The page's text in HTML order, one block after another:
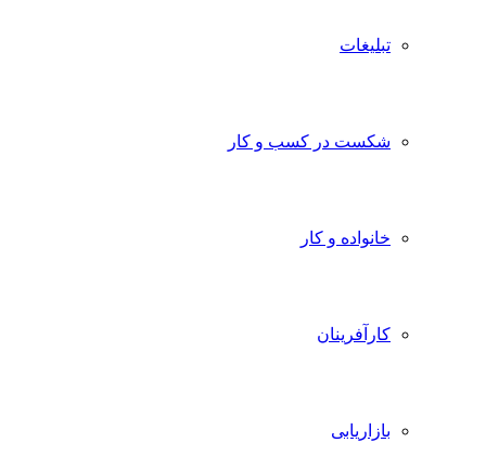
تبلیغات
شکست در کسب و کار
خانواده و کار
کارآفرینان
بازاریابی